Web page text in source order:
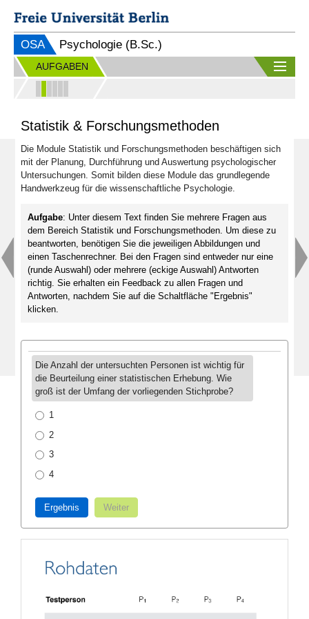
OSA Psychologie (B.Sc.)
AUFGABEN
Statistik & Forschungsmethoden
Die Module Statistik und Forschungsmethoden beschäftigen sich
mit der Planung, Durchführung und Auswertung psychologischer
Untersuchungen. Somit bilden diese Module das grundlegende
Handwerkzeug für die wissenschaftliche Psychologie.
Aufgabe: Unter diesem Text finden Sie mehrere Fragen aus
dem Bereich Statistik und Forschungsmethoden. Um diese zu
beantworten, benötigen Sie die jeweiligen Abbildungen und
einen Taschenrechner. Bei den Fragen sind entweder nur eine
(runde Auswahl) oder mehrere (eckige Auswahl) Antworten
richtig. Sie erhalten ein Feedback zu allen Fragen und
Antworten, nachdem Sie auf die Schaltfläche "Ergebnis"
klicken.
Die Anzahl der untersuchten Personen ist wichtig für
die Beurteilung einer statistischen Erhebung. Wie
groß ist der Umfang der vorliegenden Stichprobe?
1
2
3
4
Ergebnis Weiter